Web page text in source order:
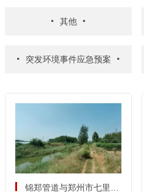
其他
突发环境事件应急预案
锦郑管道与郑州市七里河